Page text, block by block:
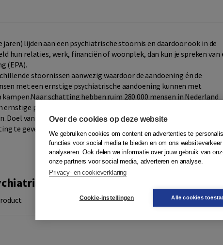
lijden aan een psychiatrische stoornis en daardoor ook in de
hun relaties, werk, financiën of woonplek, dan kun je spreken van
(EPA).
stoornissen aanwezig waardoor de aandoening én de
met een ernstige psychiatrische aandoening kunnen met
schatting hebben ruim 280.000 mensen in Nederland
psychische aandoening. Deze groep is door de aard van de
van dit boek is om handvatten aan behandelaren te geven in de
te geven voor de behandeling en te inspireren.
aandoeningen'
Over de cookies op deze website
We gebruiken cookies om content en advertenties te
functies voor social media te bieden en om ons
analyseren. Ook delen we informatie over jouw gebruik van
onze partners voor social media, adverteren en analyse.
Privacy- en cookieverklaring
Cookie-instellingen Alle cookies